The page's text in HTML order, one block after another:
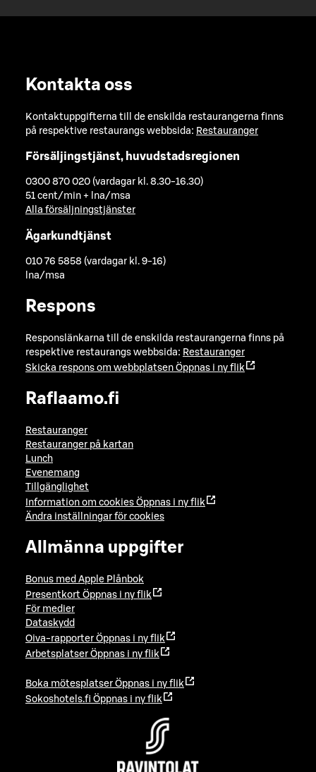
Kontakta oss
Kontaktuppgifterna till de enskilda restaurangerna finns
på respektive restaurangs webbsida: Restauranger
Försäljingstjänst, huvudstadsregionen
0300 870 020 (vardagar kl. 8.30-16.30)
51 cent/min + lna/msa
Alla försäljningstjänster
Ägarkundtjänst
010 76 5858 (vardagar kl. 9-16)
lna/msa
Respons
Responslänkarna till de enskilda restaurangerna finns på
respektive restaurangs webbsida: Restauranger
Skicka respons om webbplatsen Öppnas i ny flik
Raflaamo.fi
Restauranger
Restauranger på kartan
Lunch
Evenemang
Tillgänglighet
Information om cookies Öppnas i ny flik
Ändra inställningar för cookies
Allmänna uppgifter
Bonus med Apple Plånbok
Presentkort Öppnas i ny flik
För medier
Dataskydd
Oiva-rapporter Öppnas i ny flik
Arbetsplatser Öppnas i ny flik
Boka mötesplatser Öppnas i ny flik
Sokoshotels.fi Öppnas i ny flik